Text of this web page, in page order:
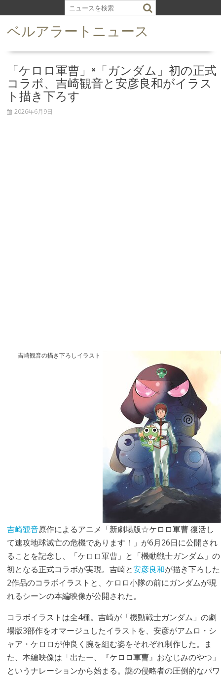
k
ベルアラートニュース
「ケロロ軍曹」×「ガンダム」初の正式
コラボ、吉崎観音と安彦良和がイラス
ト描き下ろす
2026年6月9日
吉崎観音の描き下ろしイラスト
吉崎観音原作によるアニメ「新劇場版☆ケロロ軍曹 復活し
て速攻地球滅亡の危機であります！」が6月26日に公開され
ることを記念し、「ケロロ軍曹」と「機動戦士ガンダム」の
初となる正式コラボが実現。吉崎と安彦良和が描き下ろした
2作品のコラボイラストと、ケロロ小隊の前にガンダムが現
れるシーンの本編映像が公開された。
コラボイラストは全4種。吉崎が「機動戦士ガンダム」の劇
場版3部作をオマージュしたイラストを、安彦がアムロ・シ
ャア・ケロロが仲良く腕を組む姿をそれぞれ制作した。ま
た、本編映像は「出たー、『ケロロ軍曹』おなじみのやつ」
というナレーションから始まる。謎の侵略者の圧倒的なパワ